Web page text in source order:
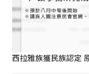
西拉雅族獲民族認定